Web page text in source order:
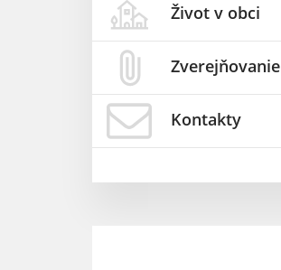
Život v obci
Zverejňovanie
Kontakty